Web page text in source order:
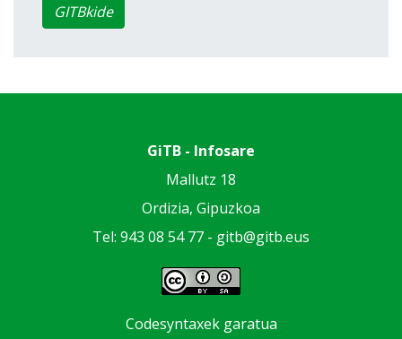
GITBkide
GiTB - Infosare
Mallutz 18
Ordizia, Gipuzkoa
Tel: 943 08 54 77 - gitb@gitb.eus
Codesyntaxek garatua